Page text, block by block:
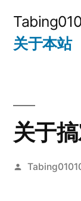
关于本站
关于
发